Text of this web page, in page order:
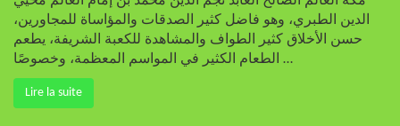
الدين الطبري، وهو فاضل كثير الصدقات والمؤاساة للمجاورين،
حسن الأخلاق كثير الطواف والمشاهدة للكعبة الشريفة، يطعم
الطعام الكثير في المواسم المعظمة، وخصوصًا …
Lire la suite